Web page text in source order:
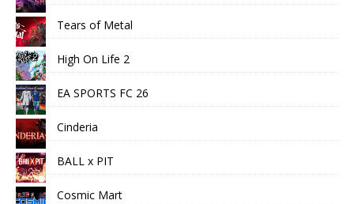
Tears of Metal
High On Life 2
EA SPORTS FC 26
Cinderia
BALL x PIT
Cosmic Mart